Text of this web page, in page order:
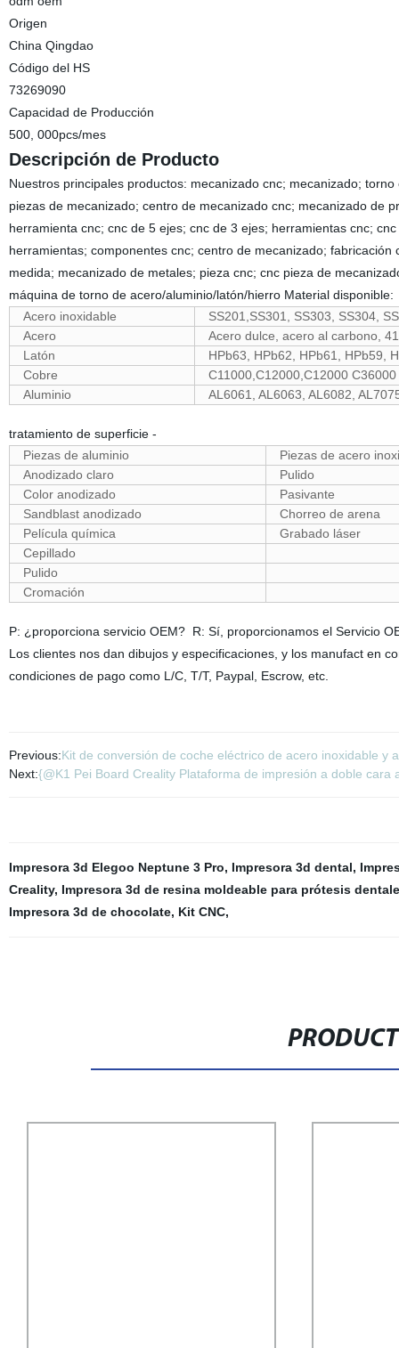
Origen
China Qingdao
Código del HS
73269090
Capacidad de Producción
500, 000pcs/mes
Descripción de Producto
Nuestros principales productos: mecanizado cnc; mecanizado;
piezas de mecanizado; centro de mecanizado cnc; mecanizado de
herramienta cnc; cnc de 5 ejes; cnc de 3 ejes; herramientas cnc;
herramientas; componentes cnc; centro de mecanizado;
medida; mecanizado de metales; pieza cnc; cnc pieza de
máquina de torno de acero/aluminio/latón/hierro Material disponible:
Acero inoxidable
SS201,SS301, SS303, SS304,
Acero
Acero dulce, acero al carbono,
Latón
HPb63, HPb62, HPb61, HPb59,
Cobre
C11000,C12000,C12000 C36000
Aluminio
AL6061, AL6063, AL6082,
tratamiento de superficie -
Piezas de aluminio
Piezas de acero
Anodizado claro
Pulido
Color anodizado
Pasivante
Sandblast anodizado
Chorreo de arena
Película química
Grabado láser
Cepillado
Pulido
Cromación
P: ¿proporciona servicio OEM? R: Sí, proporcionamos el Servicio
Los clientes nos dan dibujos y especificaciones, y los manufact
condiciones de pago como L/C, T/T, Paypal, Escrow, etc.
Previous:Kit de conversión de coche eléctrico de acero inoxidable y
Next:{@K1 Pei Board Creality Plataforma de impresión a doble cara
Impresora 3d Elegoo Neptune 3 Pro, Impresora 3d dental,
Creality, Impresora 3d de resina moldeable para prótesis
Impresora 3d de chocolate, Kit CNC,